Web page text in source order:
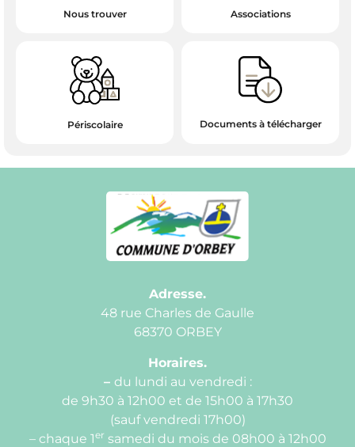
Nous trouver Associations
Périscolaire Documents à télécharger
Adresse.
48 rue Charles de Gaulle
68370 ORBEY
Horaires.
– du lundi au vendredi :
de 9h30 à 12h00 et de 15h00 à 17h30
(sauf vendredi 17h00)
– chaque 1er samedi du mois de 08h00 à 12h00